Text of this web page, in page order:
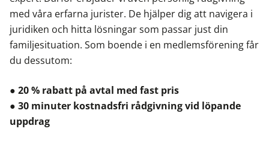
med våra erfarna jurister. De hjälper dig att navigera i
juridiken och hitta lösningar som passar just din
familjesituation. Som boende i en medlemsförening får
du dessutom:
● 20 % rabatt på avtal med fast pris
● 30 minuter kostnadsfri rådgivning vid löpande
uppdrag